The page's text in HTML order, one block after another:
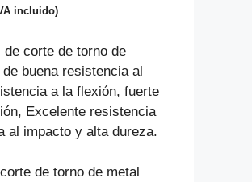
incluido)
de corte de torno de
buena resistencia al
a la flexión, fuerte
Excelente resistencia
al impacto y alta dureza.
de torno de metal